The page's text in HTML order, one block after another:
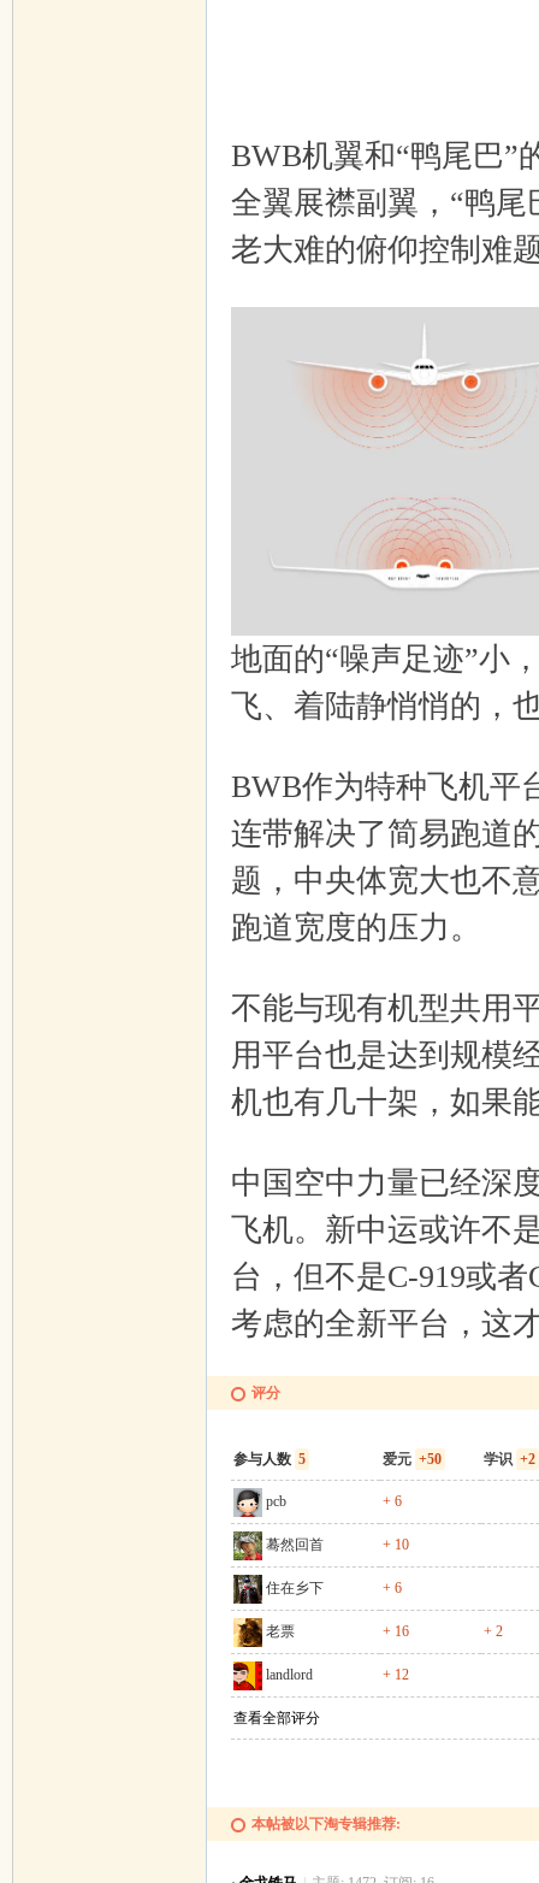
BWB机翼和“鸭尾巴”
全翼展襟副翼，“鸭
老大难的俯仰控制难
地面的“噪声足迹”小
飞、着陆静悄悄的，
BWB作为特种飞机平
连带解决了简易跑道
题，中央体宽大也不
跑道宽度的压力。
不能与现有机型共用
用平台也是达到规模
机也有几十架，如果
中国空中力量已经深
飞机。新中运或许不
台，但不是C-919或
考虑的全新平台，这
评分
参与人数 5 爱元 +50 学识 +2
pcb + 6
蓦然回首 + 10
住在乡下 + 6
老票 + 16 + 2
landlord + 12
查看全部评分
本帖被以下淘专辑推荐: